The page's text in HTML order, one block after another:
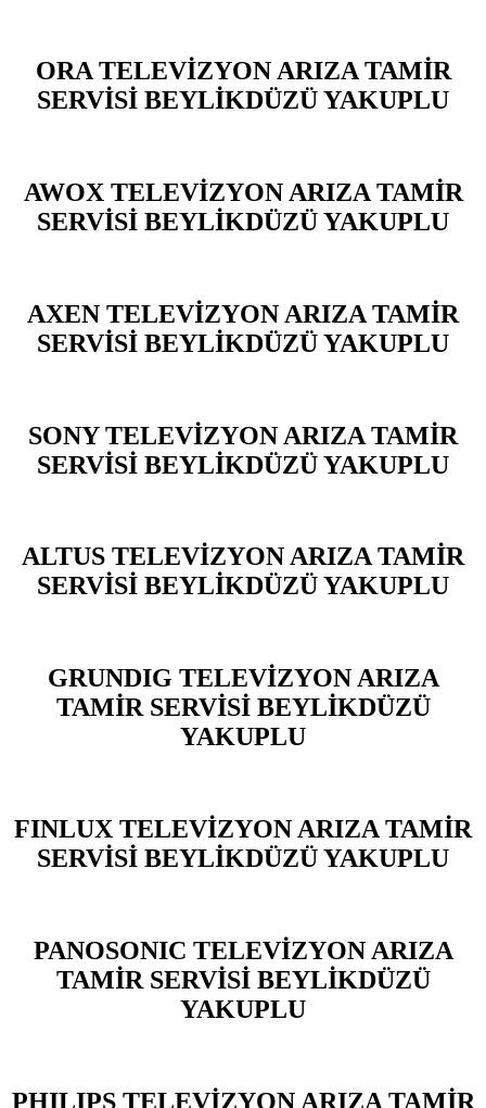
ORA TELEVİZYON ARIZA TAMİR
SERVİSİ BEYLİKDÜZÜ YAKUPLU
AWOX TELEVİZYON ARIZA TAMİR
SERVİSİ BEYLİKDÜZÜ YAKUPLU
AXEN TELEVİZYON ARIZA TAMİR
SERVİSİ BEYLİKDÜZÜ YAKUPLU
SONY TELEVİZYON ARIZA TAMİR
SERVİSİ BEYLİKDÜZÜ YAKUPLU
ALTUS TELEVİZYON ARIZA TAMİR
SERVİSİ BEYLİKDÜZÜ YAKUPLU
GRUNDIG TELEVİZYON ARIZA
TAMİR SERVİSİ BEYLİKDÜZÜ
YAKUPLU
FINLUX TELEVİZYON ARIZA TAMİR
SERVİSİ BEYLİKDÜZÜ YAKUPLU
PANOSONIC TELEVİZYON ARIZA
TAMİR SERVİSİ BEYLİKDÜZÜ
YAKUPLU
PHILIPS TELEVİZYON ARIZA TAMİR